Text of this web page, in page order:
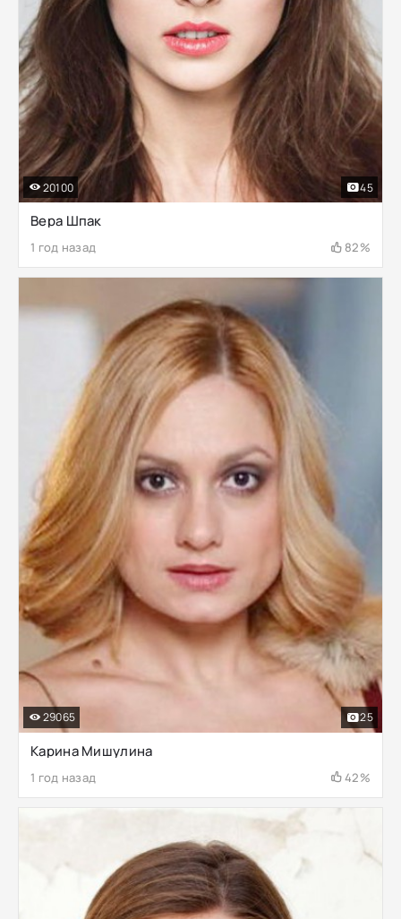
Вера Шпак
1 год назад 82%
20100 45
Карина Мишулина
1 год назад 42%
29065 25